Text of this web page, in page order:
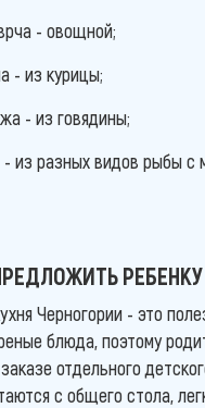
- овощной;
- из курицы;
- из говядины;
из разных видов рыбы с
РЕБЕНКУ
Черногории - это
блюда, поэтому
отдельного
с общего стола,